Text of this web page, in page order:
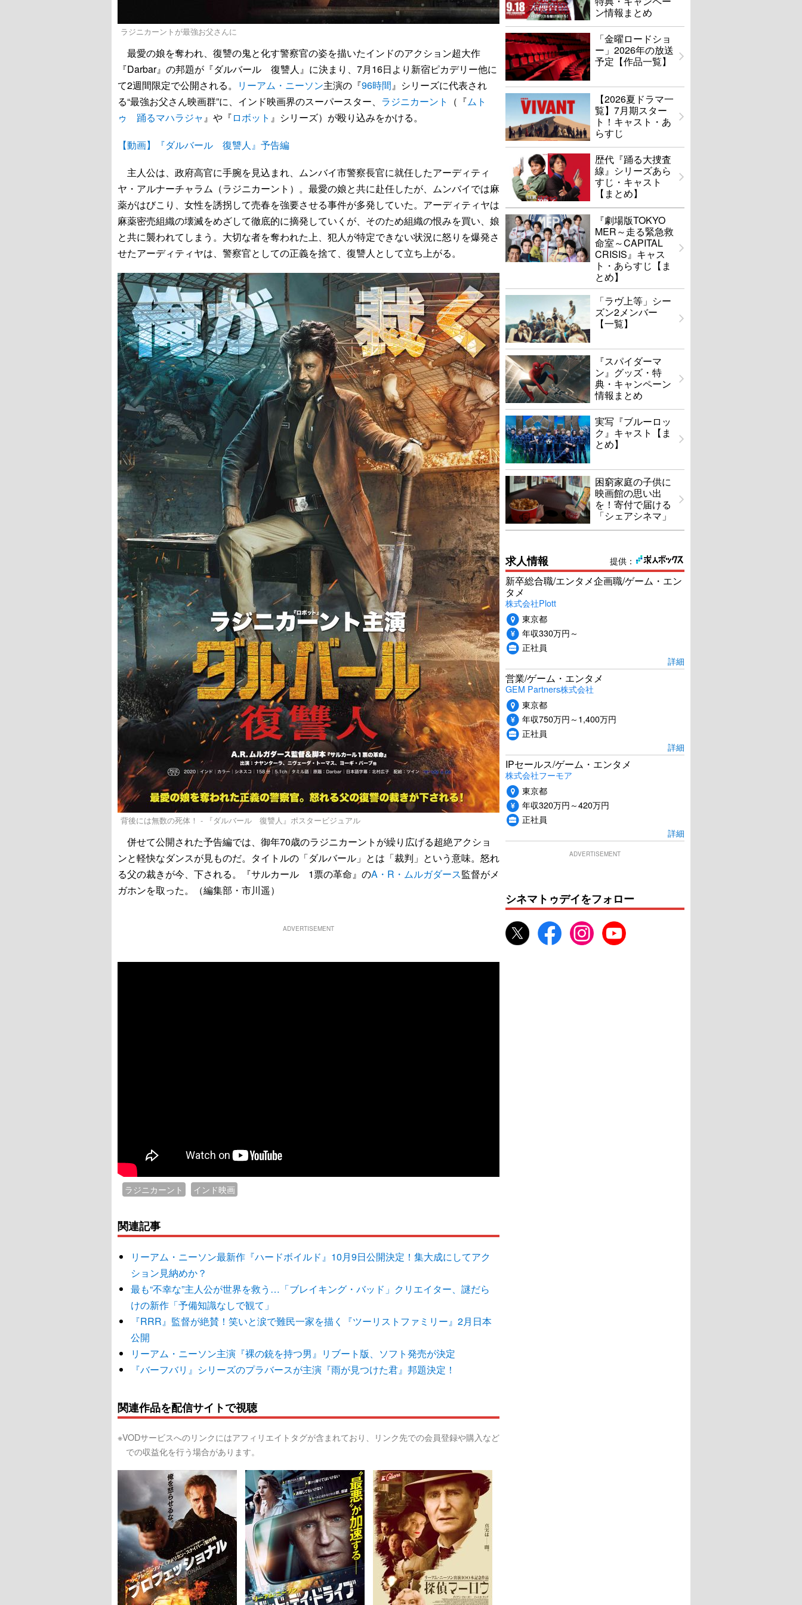
ラジニカーントが最強お父さんに
最愛の娘を奪われ、復讐の鬼と化す警察官の姿を描いたインドのアクション超大作
『Darbar』の邦題が『ダルバール 復讐人』に決まり、7月16日より新宿ピカデリー他に
て2週間限定で公開される。
リーアム・ニーソン主演の『96時間』シリーズに代表され
る“最強お父さん映画群”に、インド映画界のスーパースター、 ラジニカーント （『ムト
ゥ 踊るマハラジャ』や『ロボット 』シリーズ）が殴り込みをかける。
【動画】『ダルバール 復讐人』予告編
主人公は、政府高官に手腕を見込まれ、ムンバイ市警察長官に就任したアーディティ
ヤ・アルナーチャラム（ラジニカーント）。最愛の娘と共に赴任したが、ムンバイでは麻
薬がはびこり、女性を誘拐して売春を強要させる事件が多発していた。アーディティヤは
麻薬密売組織の壊滅をめざして徹底的に摘発していくが、そのため組織の恨みを買い、娘
と共に襲われてしまう。大切な者を奪われた上、犯人が特定できない状況に怒りを爆発さ
せたアーディティヤは、警察官としての正義を捨て、復讐人として立ち上がる。
背後には無数の死体！ - 『ダルバール 復讐人』ポスタービジュアル
併せて公開された予告編では、御年70歳のラジニカーントが繰り広げる超絶アクショ
ンと軽快なダンスが見ものだ。タイトルの「ダルバール」とは「裁判」という意味。怒れ
る父の裁きが今、下される。『サルカール 1票の革命』のA・R・ムルガダース監督がメ
ガホンを取った。（編集部・市川遥）
ADVERTISEMENT
ラジニカーント インド映画
関連記事
リーアム・ニーソン最新作『ハードボイルド』10月9日公開決定！集大成にしてアク
ション見納めか？
最も“不幸な”主人公が世界を救う…「ブレイキング・バッド」クリエイター、謎だら
けの新作「予備知識なしで観て」
『RRR』監督が絶賛！笑いと涙で難民一家を描く『ツーリストファミリー』2月日本
公開
リーアム・ニーソン主演『裸の銃を持つ男』リブート版、ソフト発売が決定
『バーフバリ』シリーズのプラバースが主演『雨が見つけた君』邦題決定！
関連作品を配信サイトで視聴
※VODサービスへのリンクにはアフィリエイトタグが含まれており、リンク先での会員登録や購入など
での収益化を行う場合があります。
ン情報まとめ
「金曜ロードショ
ー」2026年の放送
予定【作品一覧】
【2026夏ドラマ一
覧】7月期スター
ト！キャスト・あ
らすじ
歴代『踊る大捜査
線』シリーズあら
すじ・キャスト
【まとめ】
『劇場版TOKYO
MER～走る緊急救
命室～CAPITAL
CRISIS』キャス
ト・あらすじ【ま
とめ】
「ラヴ上等」シー
ズン2メンバー
【一覧】
『スパイダーマ
ン』グッズ・特
典・キャンペーン
情報まとめ
実写『ブルーロッ
ク』キャスト【ま
とめ】
困窮家庭の子供に
映画館の思い出
を！寄付で届ける
「シェアシネマ」
提供：
求人情報
新卒総合職/エンタメ企画職/ゲーム・エン
タメ
株式会社Plott
東京都
年収330万円～
正社員
詳細
営業/ゲーム・エンタメ
GEM Partners株式会社
東京都
年収750万円～1,400万円
正社員
詳細
IPセールス/ゲーム・エンタメ
株式会社フーモア
東京都
年収320万円～420万円
正社員
詳細
ADVERTISEMENT
シネマトゥデイをフォロー